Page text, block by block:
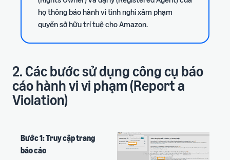
họ thông báo hành vi tình nghi xâm phạm
quyền sở hữu trí tuệ cho Amazon.
2. Các bước sử dụng công cụ báo
cáo hành vi vi phạm (Report a
Violation)
Bước 1: Truy cập trang
báo cáo